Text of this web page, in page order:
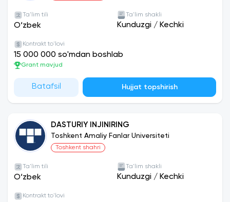
Ta'lim tili
O‘zbek
Ta'lim shakli
Kunduzgi / Kechki
Kontrakt to'lovi
15 000 000 so'mdan boshlab
Grant mavjud
Batafsil Hujjat topshirish
DASTURIY INJINIRING
Toshkent Amaliy Fanlar Universiteti
Toshkent shahri
Ta'lim tili
O‘zbek
Ta'lim shakli
Kunduzgi / Kechki
Kontrakt to'lovi